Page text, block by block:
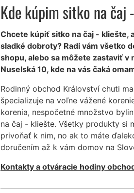
Kde kúpim sitko na čaj
Chcete kúpiť sitko na čaj - kliešte,
sladké dobroty? Radi vám všetko
shopu, alebo sa môžete zastaviť v
Nuselská 10, kde na vás čaká
Rodinný obchod Království chuti
špecializuje na voľne vážené
korenia, nespočetné množstvo
na čaj - kliešte. Všetky produkty si
privoňať k nim, no ak to máte
doručením až k vám domov na
Kontakty a otváracie hodiny